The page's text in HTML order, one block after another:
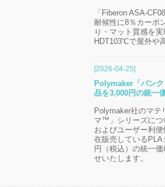
「Fiberon ASA-
耐候性に8％カーボ
り・マット質感を
HDT103℃で屋外や
[2026-04-25]
Polymaker「パン
品を3,000円の統一
Polymaker社のマテ
マ™」シリーズにつ
およびユーザー利
在販売している
円（税込）の統一
せいたします。